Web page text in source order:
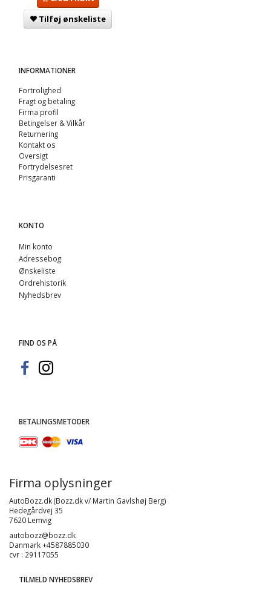
Tilføj ønskeliste
INFORMATIONER
Fortrolighed
Fragt og betaling
Firma profil
Betingelser & Vilkår
Returnering
Kontakt os
Oversigt
Fortrydelsesret
Prisgaranti
KONTO
Min konto
Adressebog
Ønskeliste
Ordrehistorik
Nyhedsbrev
FIND OS PÅ
BETALINGSMETODER
Firma oplysninger
AutoBozz.dk (Bozz.dk v/ Martin Gavlshøj Berg)
Hedegårdvej 35
7620 Lemvig
autobozz@bozz.dk
Danmark +4587885030
cvr : 29117055
TILMELD NYHEDSBREV